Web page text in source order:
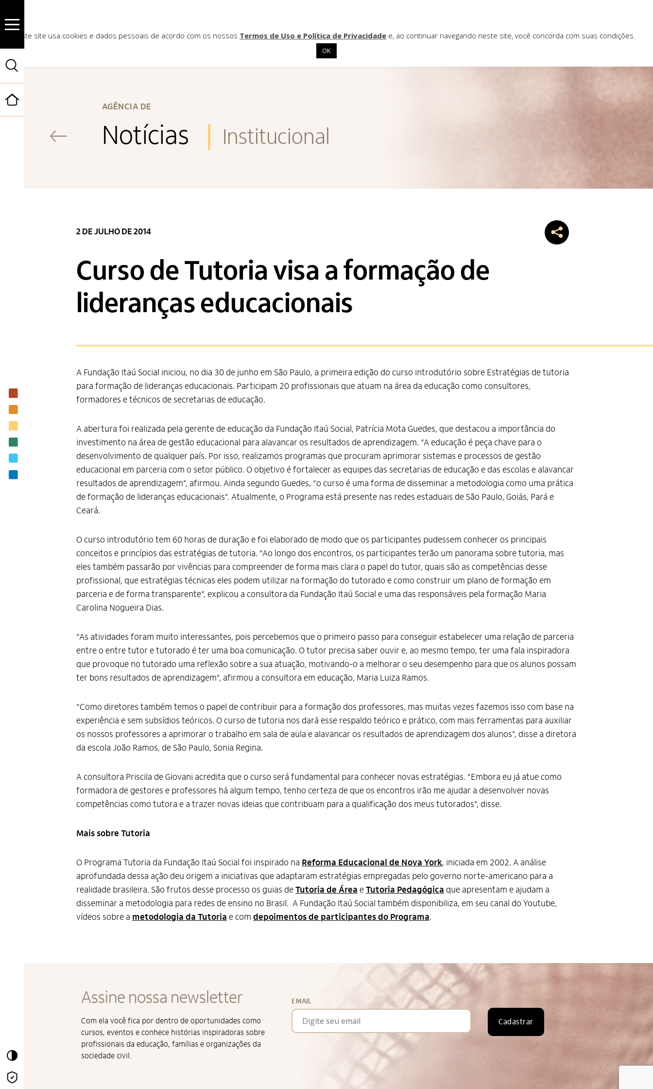
AGÊNCIA DE
Notícias Institucional
2 DE JULHO DE 2014
Curso de Tutoria visa a formação de
lideranças educacionais
A Fundação Itaú Social iniciou, no dia 30 de junho em São Paulo, a primeira edição do curso introdutório sobre Estratégias de tutoria
para formação de lideranças educacionais. Participam 20 profissionais que atuam na área da educação como consultores,
formadores e técnicos de secretarias de educação.
A abertura foi realizada pela gerente de educação da Fundação Itaú Social, Patrícia Mota Guedes, que destacou a importância do
investimento na área de gestão educacional para alavancar os resultados de aprendizagem. “A educação é peça chave para o
desenvolvimento de qualquer país. Por isso, realizamos programas que procuram aprimorar sistemas e processos de gestão
educacional em parceria com o setor público. O objetivo é fortalecer as equipes das secretarias de educação e das escolas e alavancar
resultados de aprendizagem”, afirmou. Ainda segundo Guedes, “o curso é uma forma de disseminar a metodologia como uma prática
de formação de lideranças educacionais”. Atualmente, o Programa está presente nas redes estaduais de São Paulo, Goiás, Pará e
Ceará.
O curso introdutório tem 60 horas de duração e foi elaborado de modo que os participantes pudessem conhecer os principais
conceitos e princípios das estratégias de tutoria. “Ao longo dos encontros, os participantes terão um panorama sobre tutoria, mas
eles também passarão por vivências para compreender de forma mais clara o papel do tutor, quais são as competências desse
profissional, que estratégias técnicas eles podem utilizar na formação do tutorado e como construir um plano de formação em
parceria e de forma transparente”, explicou a consultora da Fundação Itaú Social e uma das responsáveis pela formação Maria
Carolina Nogueira Dias.
“As atividades foram muito interessantes, pois percebemos que o primeiro passo para conseguir estabelecer uma relação de parceria
entre o entre tutor e tutorado é ter uma boa comunicação. O tutor precisa saber ouvir e, ao mesmo tempo, ter uma fala inspiradora
que provoque no tutorado uma reflexão sobre a sua atuação, motivando-o a melhorar o seu desempenho para que os alunos possam
ter bons resultados de aprendizagem”, afirmou a consultora em educação, Maria Luiza Ramos.
“Como diretores também temos o papel de contribuir para a formação dos professores, mas muitas vezes fazemos isso com base na
experiência e sem subsídios teóricos. O curso de tutoria nos dará esse respaldo teórico e prático, com mais ferramentas para auxiliar
os nossos professores a aprimorar o trabalho em sala de aula e alavancar os resultados de aprendizagem dos alunos”, disse a diretora
da escola João Ramos, de São Paulo, Sonia Regina.
A consultora Priscila de Giovani acredita que o curso será fundamental para conhecer novas estratégias. “Embora eu já atue como
formadora de gestores e professores há algum tempo, tenho certeza de que os encontros irão me ajudar a desenvolver novas
competências como tutora e a trazer novas ideias que contribuam para a qualificação dos meus tutorados”, disse.
Mais sobre Tutoria
O Programa Tutoria da Fundação Itaú Social foi inspirado na Reforma Educacional de Nova York, iniciada em 2002. A análise
aprofundada dessa ação deu origem a iniciativas que adaptaram estratégias empregadas pelo governo norte-americano para a
realidade brasileira. São frutos desse processo os guias deTutoria de Área eTutoria Pedagógica que apresentam e ajudam a
disseminar a metodologia para redes de ensino no Brasil. A Fundação Itaú Social também disponibiliza, em seu canal do Youtube,
vídeos sobre a metodologia da Tutoria e comdepoimentos de participantes do Programa.
Assine nossa newsletter
Com ela você fica por dentro de oportunidades como
cursos, eventos e conhece histórias inspiradoras sobre
profissionais da educação, famílias e organizações da
sociedade civil.
EMAIL
Cadastrar
Este site usa cookies e dados pessoais de acordo com os nossos Termos de Uso e Política de Privacidade e, ao continuar navegando neste site, você concorda com suas condições.
OK